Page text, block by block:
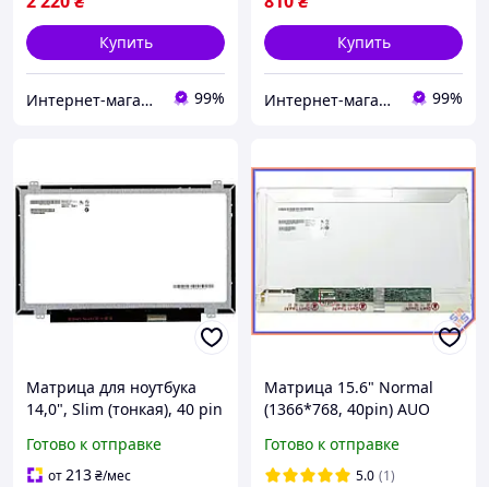
Купить
Интернет-магазин "SmartPart" 99%
Купить
Интернет-магазин "SmartPart" 99%
Матрица для ноутбука
14,0", Slim (тонкая), 40 pin
Светодиодная (LED),
крепления сверху\снизу,
Готово к отправке
от213₴/мес
Матрица 15.6" Normal
(1366*768, 40pin) AUO
Глянцевая
Готово к отправке
5.0 (1)